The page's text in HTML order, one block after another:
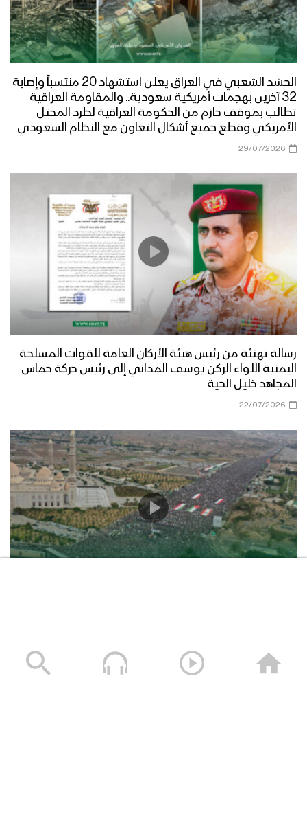
الحشد الشعبي في العراق يعلن استشهاد 20 منتسباً وإصابة
32 آخرين بهجمات أمريكية سعودية.. والمقاومة العراقية
تطالب بموقف حازم من الحكومة العراقية لطرد المحتل
الأمريكي وقطع جميع أشكال التعاون مع النظام السعودي
29/07/2026
رسالة تهنئة من رئيس هيئة الأركان العامة للقوات المسلحة
اليمنية اللواء الركن يوسف المداني إلى رئيس حركة حماس
المجاهد خليل الحية
22/07/2026
17/07/2026